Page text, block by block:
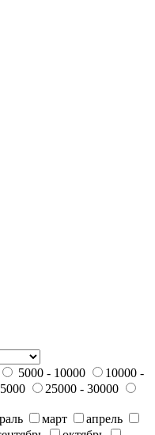
5000 - 10000
10000 -
25000 - 30000
март
апрель